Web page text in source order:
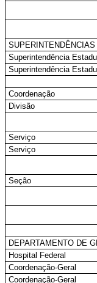
Superintendência
Superintendência
Coordenação
Divisão
Serviço
Serviço
Seção
DEPARTAMENTO DE
Hospital Federal
Coordenação-Geral
Coordenação-Geral